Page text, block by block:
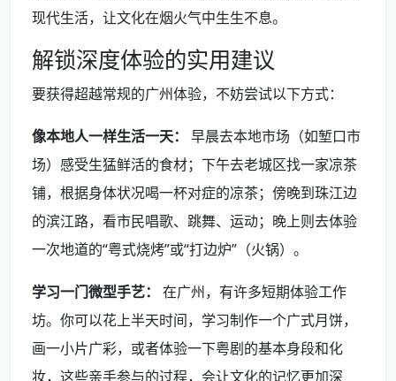
现代生活，让文化在烟火气中生生不息。
解锁深度体验的实用建议
要获得超越常规的广州体验，不妨尝试以下方式：
像本地人一样生活一天：
早晨去本地市场（如堑口市
场）感受生猛鲜活的食材；下午去老城区找一家凉茶
铺，根据身体状况喝一杯对症的凉茶；傍晚到珠江边
的滨江路，看市民唱歌、跳舞、运动；晚上则去体验
一次地道的“粤式烧烤”或“打边炉”（火锅）。
学习一门微型手艺：
在广州，有许多短期体验工作
坊。你可以花上半天时间，学习制作一个广式月饼，
画一小片广彩，或者体验一下粤剧的基本身段和化
妆，这些亲手参与的过程，会让文化的记忆更加深